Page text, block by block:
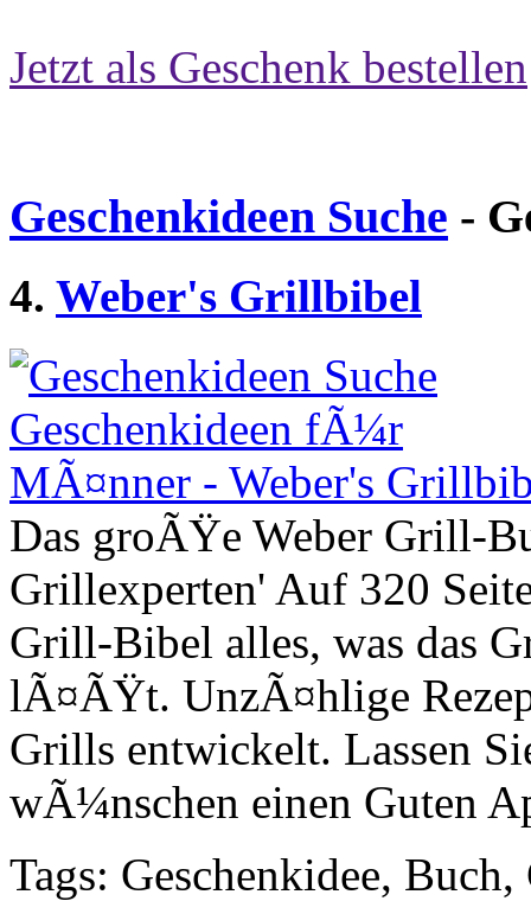
Jetzt als Geschenk bestellen
Geschenkideen Suche -
4. Weber's Grillbibel
Das groÃŸe Weber Grill-
Grillexperten' Auf 320
Grill-Bibel alles, was das
lÃ¤ÃŸt. UnzÃ¤hlige
Grills entwickelt. Lassen
wÃ¼nschen einen Guten
Tags: Geschenkidee,